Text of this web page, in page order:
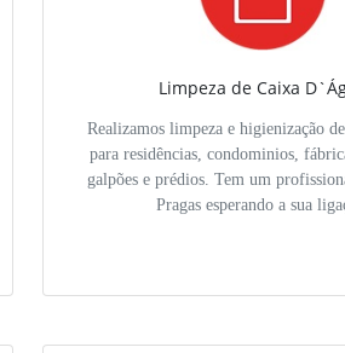
Limpeza de Caixa
Realizamos limpeza e higienização
para residências, condominios,
galpões e prédios. Tem um
Pragas esperando a sua